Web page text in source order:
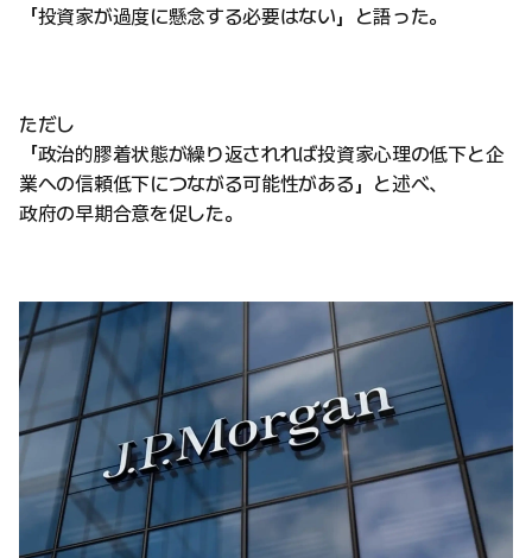
「投資家が過度に懸念する必要はない」と語った。
ただし
「政治的膠着状態が繰り返されれば投資家心理の低下と企
業への信頼低下につながる可能性がある」と述べ、
政府の早期合意を促した。